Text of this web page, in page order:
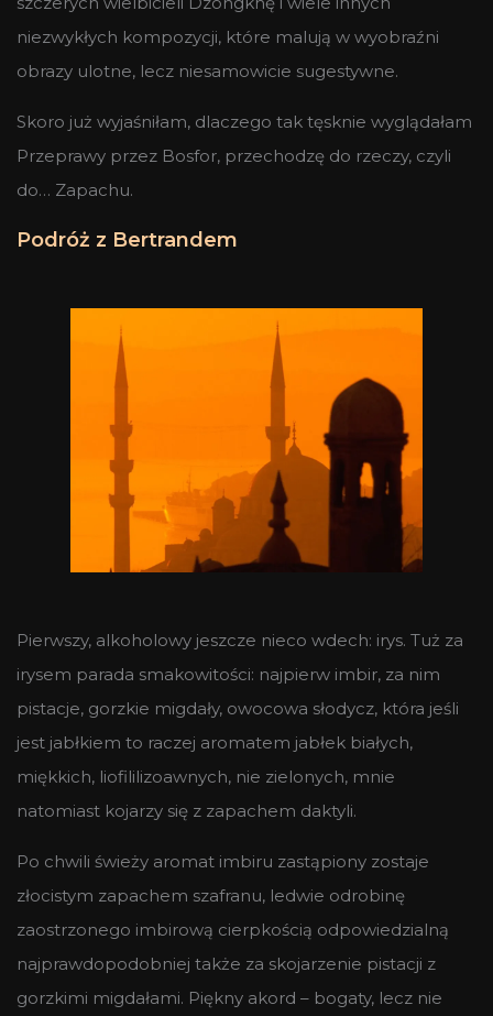
niezwykłych kompozycji, które malują w wyobraźni
obrazy ulotne, lecz niesamowicie sugestywne.
Skoro już wyjaśniłam, dlaczego tak tęsknie wyglądałam
Przeprawy przez Bosfor, przechodzę do rzeczy, czyli
do… Zapachu.
Podróż z Bertrandem
Pierwszy, alkoholowy jeszcze nieco wdech: irys. Tuż za
irysem parada smakowitości: najpierw imbir, za nim
pistacje, gorzkie migdały, owocowa słodycz, która jeśli
jest jabłkiem to raczej aromatem jabłek białych,
miękkich, liofililizoawnych, nie zielonych, mnie
natomiast kojarzy się z zapachem daktyli.
Po chwili świeży aromat imbiru zastąpiony zostaje
złocistym zapachem szafranu, ledwie odrobinę
zaostrzonego imbirową cierpkością odpowiedzialną
najprawdopodobniej także za skojarzenie pistacji z
gorzkimi migdałami. Piękny akord – bogaty, lecz nie